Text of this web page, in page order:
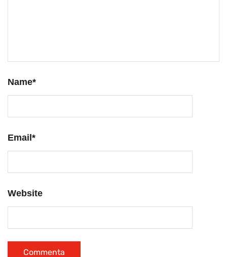
Name*
Email*
Website